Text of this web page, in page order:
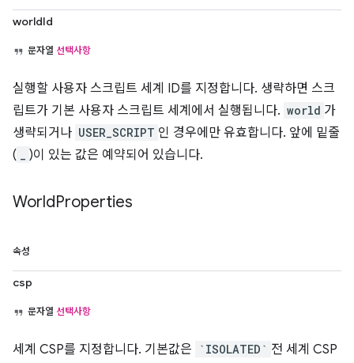
worldId
문자열 선택사항
실행할 사용자 스크립트 세계 ID를 지정합니다. 생략하면 스크
립트가 기본 사용자 스크립트 세계에서 실행됩니다. world 가
생략되거나 USER_SCRIPT 인 경우에만 유효합니다. 앞에 밑줄
(
)이 있는 값은 예약되어 있습니다.
WorldProperties
속성
csp
문자열 선택사항
세계 CSP를 지정합니다. 기본값은 `ISOLATED` 전 세계 CSP